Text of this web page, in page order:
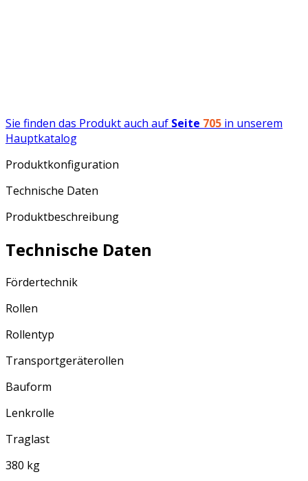
Sie finden das Produkt auch auf Seite 705 in unserem
Hauptkatalog
Produktkonfiguration
Technische Daten
Produktbeschreibung
Technische Daten
Fördertechnik
Rollen
Rollentyp
Transportgeräterollen
Bauform
Lenkrolle
Traglast
380 kg